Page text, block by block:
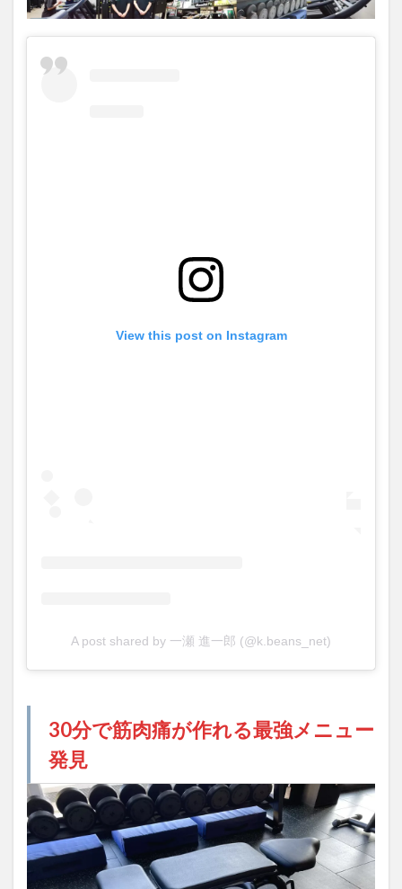
View this post on Instagram
A post shared by 一瀬 進一郎 (@k.beans_net)
30分で筋肉痛が作れる最強メニュー
発見